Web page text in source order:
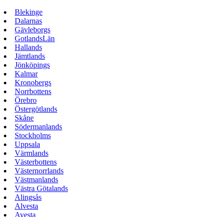
Blekinge
Dalarnas
Gävleborgs
GotlandsLän
Hallands
Jämtlands
Jönköpings
Kalmar
Kronobergs
Norrbottens
Örebro
Östergötlands
Skåne
Södermanlands
Stockholms
Uppsala
Värmlands
Västerbottens
Västernorrlands
Västmanlands
Västra Götalands
Alingsås
Alvesta
Avesta